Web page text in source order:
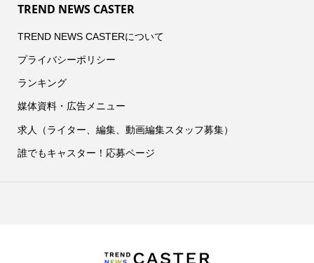
TREND NEWS CASTER
TREND NEWS CASTERについて
プライバシーポリシー
ランキング
媒体資料・広告メニュー
求人（ライター、編集、動画編集スタッフ募集）
誰でもキャスター！応募ページ